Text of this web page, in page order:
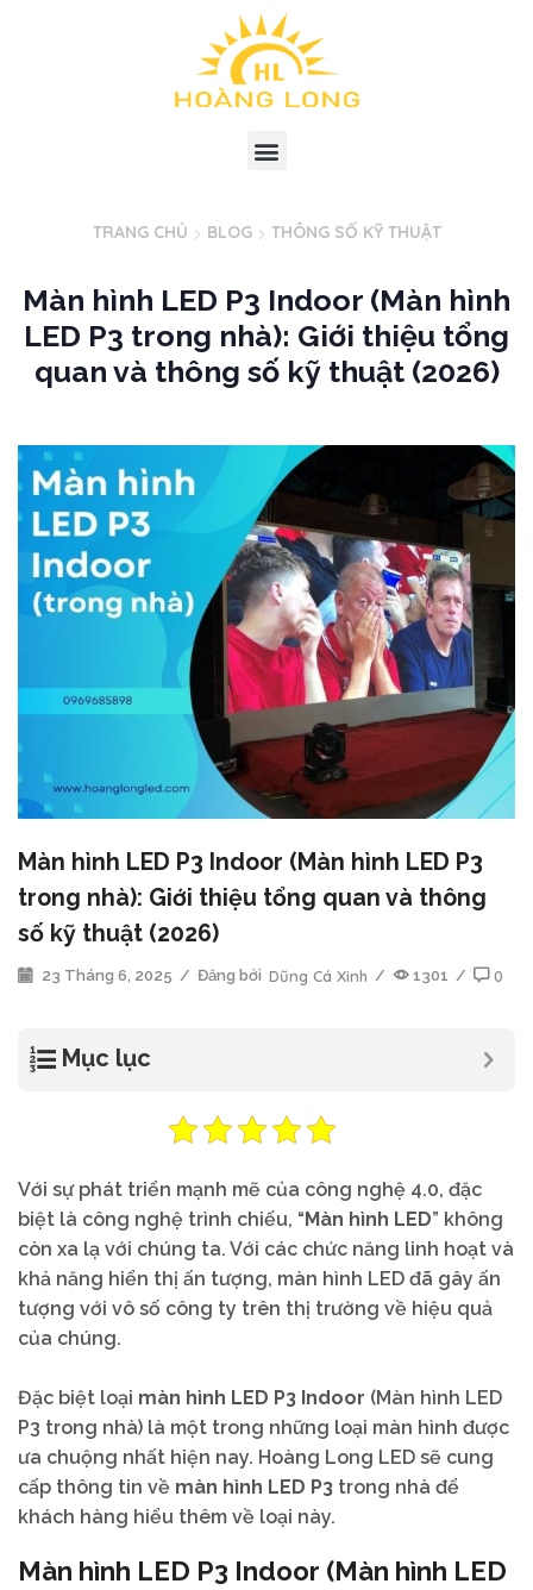
TRANG CHỦ BLOG THÔNG SỐ KỸ THUẬT
Màn hình LED P3 Indoor (Màn hình
LED P3 trong nhà): Giới thiệu tổng
quan và thông số kỹ thuật (2026)
Màn hình LED P3 Indoor (Màn hình LED P3
trong nhà): Giới thiệu tổng quan và thông
số kỹ thuật (2026)
23 Tháng 6, 2025 / Đăng bởi Dũng Cá Xinh / 1301 / 0
Mục lục
Với sự phát triển mạnh mẽ của công nghệ 4.0, đặc
biệt là công nghệ trình chiếu, “Màn hình LED” không
còn xa lạ với chúng ta. Với các chức năng linh hoạt và
khả năng hiển thị ấn tượng, màn hình LED đã gây ấn
tượng với vô số công ty trên thị trường về hiệu quả
của chúng.
Đặc biệt loại màn hình LED P3 Indoor (Màn hình LED
P3 trong nhà) là một trong những loại màn hình được
ưa chuộng nhất hiện nay. Hoàng Long LED sẽ cung
cấp thông tin về màn hình LED P3 trong nhà để
khách hàng hiểu thêm về loại này.
Màn hình LED P3 Indoor (Màn hình LED